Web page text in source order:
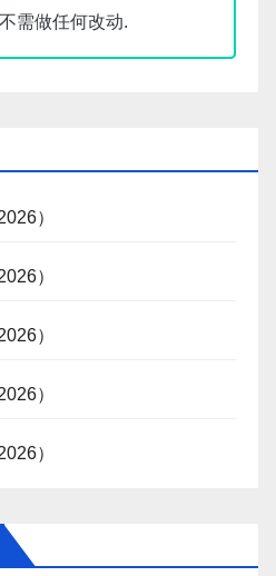
需做任何改动.
）
）
）
）
）